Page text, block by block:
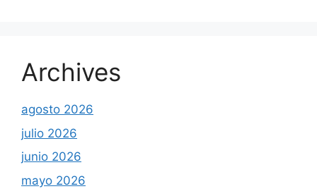
Archives
agosto 2026
julio 2026
junio 2026
mayo 2026